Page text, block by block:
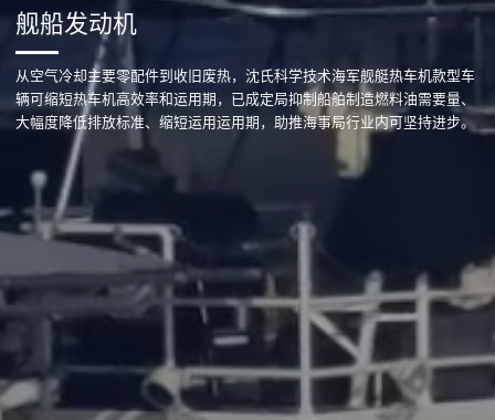
舰船发动机
从空气冷却主要零配件到收旧废热，沈氏科学技术海军舰艇热车机款型车
辆可缩短热车机高效率和运用期，已成定局抑制船舶制造燃料油需要量、
大幅度降低排放标准、缩短运用运用期，助推海事局行业内可坚持进步。